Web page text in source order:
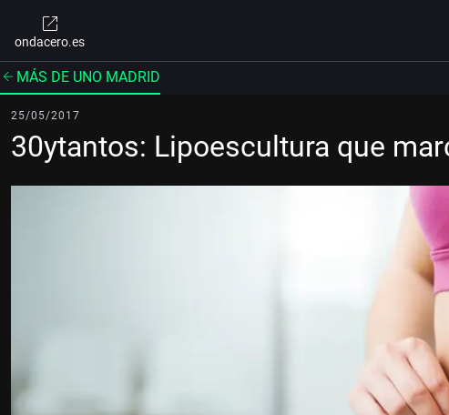
ondacero.es
MÁS DE UNO MADRID
25/05/2017
30ytantos: Lipoescultura que